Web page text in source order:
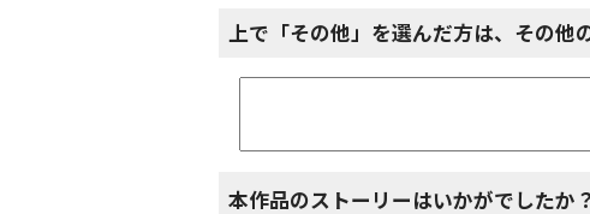
上で「その他」を選んだ方は、その他
本作品のストーリーはいかがでしたか？